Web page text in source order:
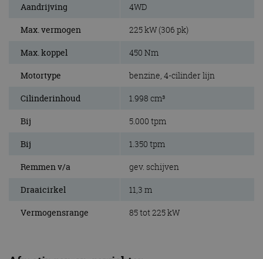
Aandrijving 4WD
Max. vermogen 225 kW (306 pk)
Max. koppel 450 Nm
Motortype benzine, 4-cilinder lijn
Cilinderinhoud 1.998 cm³
Bij 5.000 tpm
Bij 1.350 tpm
Remmen v/a gev. schijven
Draaicirkel 11,3 m
Vermogensrange 85 tot 225 kW